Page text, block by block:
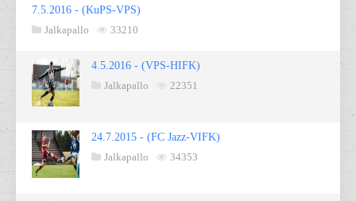
7.5.2016 - (KuPS-VPS)
Jalkapallo
33210
4.5.2016 - (VPS-HIFK)
Jalkapallo
22351
24.7.2015 - (FC Jazz-VIFK)
Jalkapallo
34353